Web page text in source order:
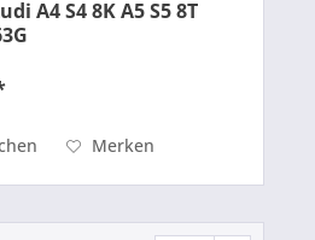
A4 S4 8K A5 S5 8T
Merken